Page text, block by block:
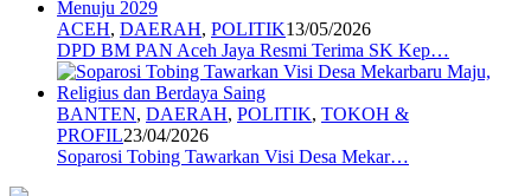
ACEH, DAERAH, POLITIK13/05/2026
DPD BM PAN Aceh Jaya Resmi Terima SK Kep…
BANTEN, DAERAH, POLITIK, TOKOH &
PROFIL23/04/2026
Soparosi Tobing Tawarkan Visi Desa Mekar…